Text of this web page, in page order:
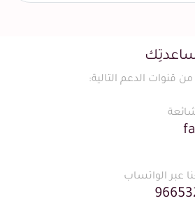
قنوات الدعم التالية:
عبر الواتساب